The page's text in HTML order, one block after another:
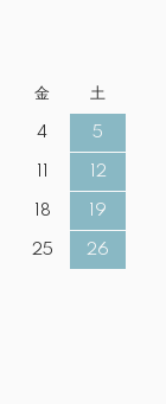
金 土
4 5
12
18 19
25 26